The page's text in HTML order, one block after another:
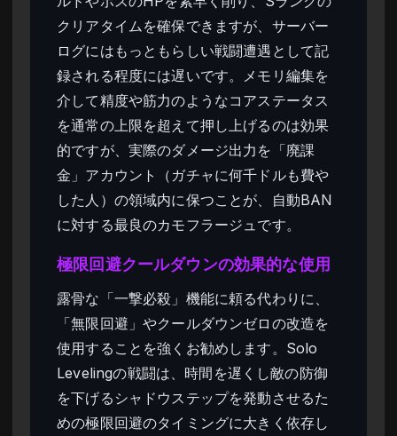
クリアタイムを確保できますが、サーバー
ログにはもっともらしい戦闘遭遇として記
録される程度には遅いです。メモリ編集を
介して精度や筋力のようなコアステータス
を通常の上限を超えて押し上げるのは効果
的ですが、実際のダメージ出力を「廃課
金」アカウント（ガチャに何千ドルも費や
した人）の領域内に保つことが、自動BAN
に対する最良のカモフラージュです。
極限回避クールダウンの効果的な使用
露骨な「一撃必殺」機能に頼る代わりに、
「無限回避」やクールダウンゼロの改造を
使用することを強くお勧めします。Solo
Levelingの戦闘は、時間を遅くし敵の防御
を下げるシャドウステップを発動させるた
めの極限回避のタイミングに大きく依存し